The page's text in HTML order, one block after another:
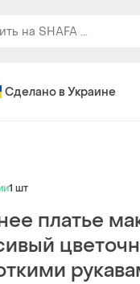
Сделано в Украине
1 шт
платье